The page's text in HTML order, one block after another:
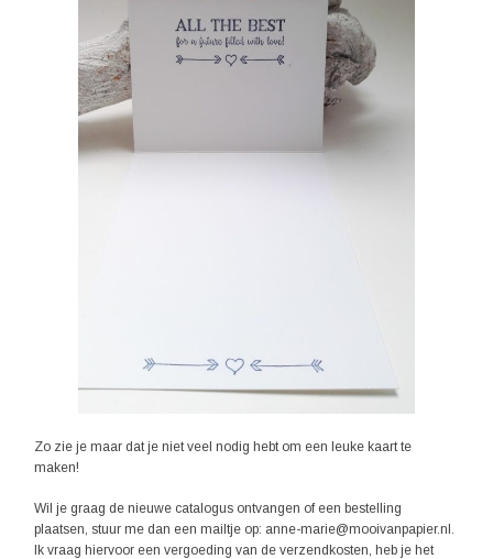
Zo zie je maar dat je niet veel nodig hebt om een leuke kaart te
maken!
Wil je graag de nieuwe catalogus ontvangen of een bestelling
plaatsen, stuur me dan een mailtje op: anne-marie@mooivanpapier.nl.
Ik vraag hiervoor een vergoeding van de verzendkosten, heb je het